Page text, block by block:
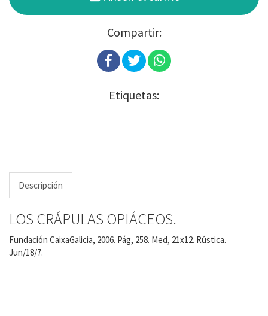
Compartir:
Etiquetas:
Descripción
LOS CRÁPULAS OPIÁCEOS.
Fundación CaixaGalicia, 2006. Pág, 258. Med, 21x12. Rústica.
Jun/18/7.